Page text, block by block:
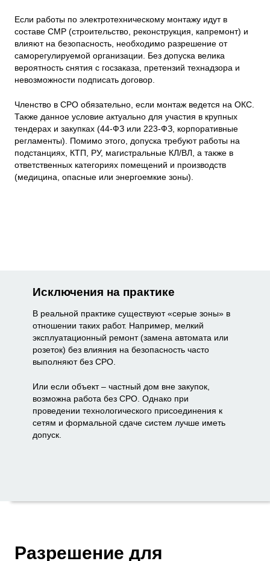
Если работы по электротехническому монтажу идут в
составе СМР (строительство, реконструкция, капремонт) и
влияют на безопасность, необходимо разрешение от
саморегулируемой организации. Без допуска велика
вероятность снятия с госзаказа, претензий технадзора и
невозможности подписать договор.
Членство в СРО обязательно, если монтаж ведется на ОКС.
Также данное условие актуально для участия в крупных
тендерах и закупках (44-ФЗ или 223-ФЗ, корпоративные
регламенты). Помимо этого, допуска требуют работы на
подстанциях, КТП, РУ, магистральные КЛ/ВЛ, а также в
ответственных категориях помещений и производств
(медицина, опасные или энергоемкие зоны).
Исключения на практике
В реальной практике существуют «серые зоны» в
отношении таких работ. Например, мелкий
эксплуатационный ремонт (замена автомата или
розеток) без влияния на безопасность часто
выполняют без СРО.
Или если объект – частный дом вне закупок,
возможна работа без СРО. Однако при
проведении технологического присоединения к
сетям и формальной сдаче систем лучше иметь
допуск.
Разрешение для